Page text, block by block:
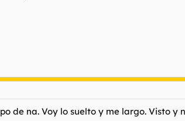
de na. Voy lo suelto y me largo. Visto